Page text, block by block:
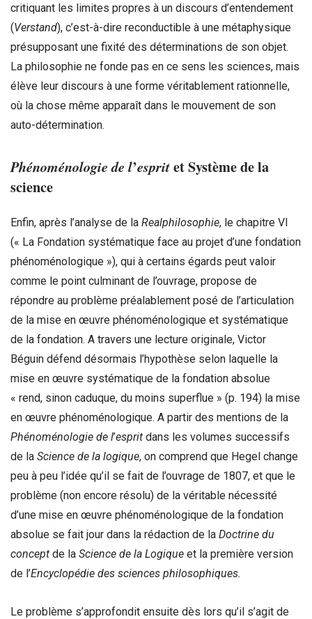
critiquant les limites propres à un discours d’entendement
(Verstand), c’est-à-dire reconductible à une métaphysique
présupposant une fixité des déterminations de son objet.
La philosophie ne fonde pas en ce sens les sciences, mais
élève leur discours à une forme véritablement rationnelle,
où la chose même apparaît dans le mouvement de son
auto-détermination.
Phénoménologie de l’espritet Système de la
science
Enfin, après l’analyse de la Realphilosophie, le chapitre VI
(« La Fondation systématique face au projet d’une fondation
phénoménologique »), qui à certains égards peut valoir
comme le point culminant de l’ouvrage, propose de
répondre au problème préalablement posé de l’articulation
de la mise en œuvre phénoménologique et systématique
de la fondation. A travers une lecture originale, Victor
Béguin défend désormais l’hypothèse selon laquelle la
mise en œuvre systématique de la fondation absolue
« rend, sinon caduque, du moins superflue » (p. 194) la mise
en œuvre phénoménologique. A partir des mentions de la
Phénoménologie de l’esprit dans les volumes successifs
de la Science de la logique, on comprend que Hegel change
peu à peu l’idée qu’il se fait de l’ouvrage de 1807, et que le
problème (non encore résolu) de la véritable nécessité
d’une mise en œuvre phénoménologique de la fondation
absolue se fait jour dans la rédaction de la Doctrine du
concept de la Science de la Logique et la première version
de l’Encyclopédie des sciences philosophiques.
Le problème s’approfondit ensuite dès lors qu’il s’agit de